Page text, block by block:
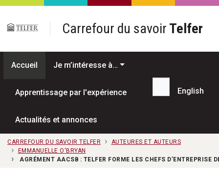
Passer au contenu principal
Carrefour du savoir Telfer
Accueil Je m’intéresse à…
Apprentissage par l'expérience
Actualités et annonces
Recherche...
English
CARREFOUR DU SAVOIR TELFER
AUTEURES ET AUTEURS
EMMANUELLE O'BRYAN
AGRÉMENT AACSB : TELFER FORME LES CHEFS D’ENTREPRISE